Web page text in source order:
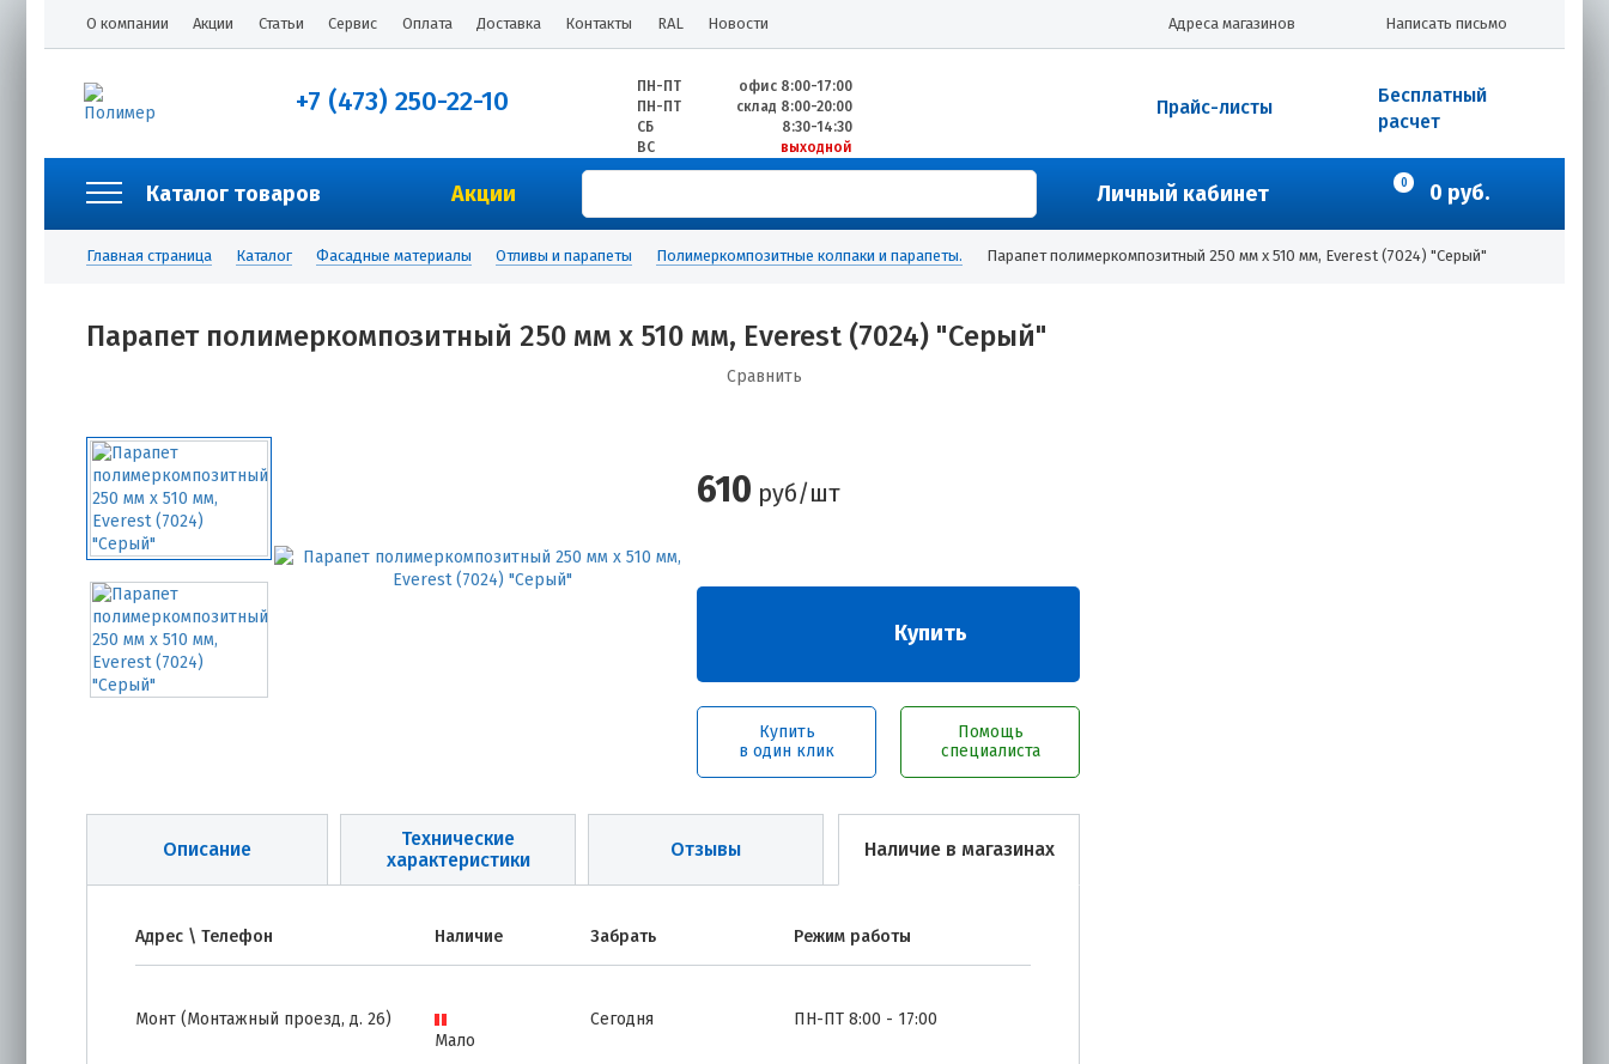
О компании Акции Статьи Сервис Оплата Доставка Контакты RAL Новости Написать письмо
Адреса магазинов
+7 (473) 250-22-10 ПН-ПТ
офис 8:00-17:00
ПН-ПТ
склад 8:00-20:00
СБ
8:30-14:30
ВС
выходной
Бесплатный
расчет
Прайс-листы
Каталог товаров Акции Личный кабинет 0 0 руб.
Главная страница Каталог Фасадные материалы Отливы и парапеты Полимеркомпозитные колпаки и парапеты. Парапет полимеркомпозитный 250 мм х 510 мм, Everest (7024) "Серый"
Парапет полимеркомпозитный 250 мм х 510 мм, Everest (7024) "Серый"
Сравнить
610 руб/шт
Купить
Купить
в один клик
Помощь
специалиста
Описание
Технические
характеристики
Отзывы Наличие в магазинах
Адрес \ Телефон Наличие Забрать Режим работы
Монт (Монтажный проезд, д. 26)
Мало
Сегодня ПН-ПТ 8:00 - 17:00